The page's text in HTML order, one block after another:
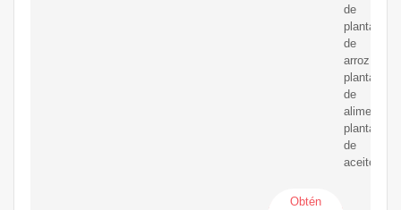
de
planta
de
arroz,
plantas
de
plantas
de
aceite
Obtén